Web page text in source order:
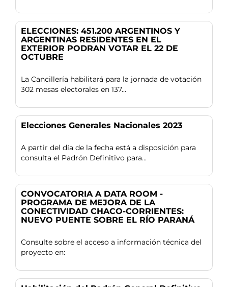
ELECCIONES: 451.200 ARGENTINOS Y
ARGENTINAS RESIDENTES EN EL
EXTERIOR PODRAN VOTAR EL 22 DE
OCTUBRE
La Cancillería habilitará para la jornada de votación
302 mesas electorales en 137...
Elecciones Generales Nacionales 2023
A partir del día de la fecha está a disposición para
consulta el Padrón Definitivo para...
CONVOCATORIA A DATA ROOM -
PROGRAMA DE MEJORA DE LA
CONECTIVIDAD CHACO-CORRIENTES:
NUEVO PUENTE SOBRE EL RÍO PARANÁ
Consulte sobre el acceso a información técnica del
proyecto en: